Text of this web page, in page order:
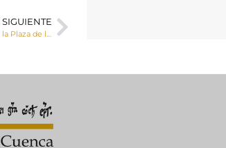
SIGUIENTE
El Sr. Obispo bendice el tradicional Belén de la Plaza de la Hispanidad de Cuenca capital